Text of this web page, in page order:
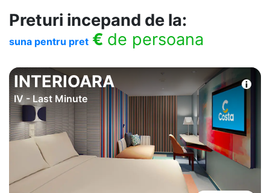
Preturi incepand de la:
suna pentru pret € de persoana
INTERIOARA
IV - Last Minute